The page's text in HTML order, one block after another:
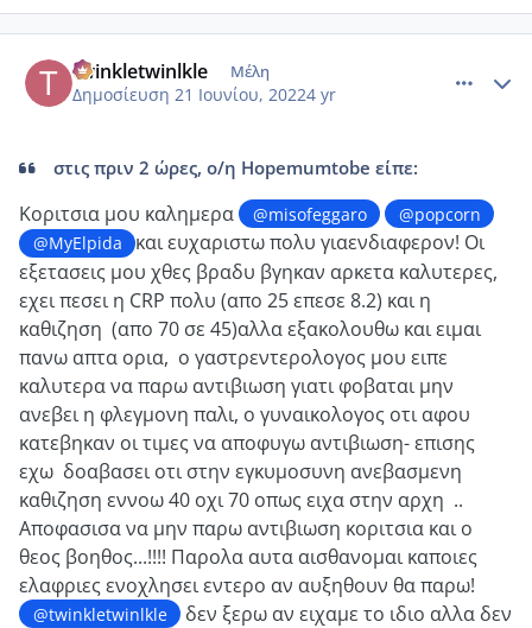
twinkletwinlkle Μέλη
Δημοσίευση 21 Ιουνίου, 20224 yr
στις πριν 2 ώρες, ο/η Hopemumtobe είπε:
Κοριτσια μου καλημερα @misofeggaro
@popcorn
@MyElpida
και ευχαριστω πολυ γιαενδιαφερον! Οι
εξετασεις μου χθες βραδυ βγηκαν αρκετα καλυτερες,
εχει πεσει η CRP πολυ (απο 25 επεσε 8.2) και η
καθιζηση (απο 70 σε 45)αλλα εξακολουθω και ειμαι
πανω απτα ορια, ο γαστρεντερολογος μου ειπε
καλυτερα να παρω αντιβιωση γιατι φοβαται μην
ανεβει η φλεγμονη παλι, ο γυναικολογος οτι αφου
κατεβηκαν οι τιμες να αποφυγω αντιβιωση- επισης
εχω δοαβασει οτι στην εγκυμοσυνη ανεβασμενη
καθιζηση εννοω 40 οχι 70 οπως ειχα στην αρχη ..
Αποφασισα να μην παρω αντιβιωση κοριτσια και ο
θεος βοηθος...!!!! Παρολα αυτα αισθανομαι καποιες
ελαφριες ενοχλησει εντερο αν αυξηθουν θα παρω!
@twinkletwinlkle
δεν ξερω αν ειχαμε το ιδιο αλλα δεν